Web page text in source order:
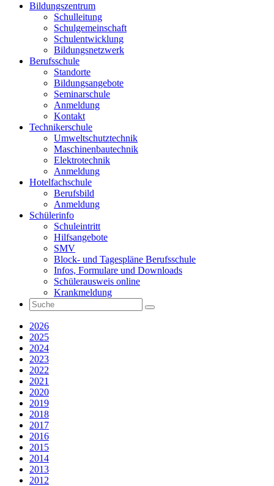
Bildungszentrum
Schulleitung
Schulgemeinschaft
Schulentwicklung
Bildungsnetzwerk
Berufsschule
Standorte
Bildungsangebote
Seminarschule
Anmeldung
Kontakt
Technikerschule
Umweltschutztechnik
Maschinenbautechnik
Elektrotechnik
Anmeldung
Hotelfachschule
Berufsbild
Anmeldung
Schülerinfo
Schuleintritt
Hilfsangebote
SMV
Block- und Tagespläne Berufsschule
Infos, Formulare und Downloads
Schülerausweis online
Krankmeldung
2026
2025
2024
2023
2022
2021
2020
2019
2018
2017
2016
2015
2014
2013
2012